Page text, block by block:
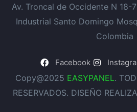
Av. Troncal de Occidente N 18-
Industrial Santo Domingo
Colombia
Copy@2025 EASYPANEL.
RESERVADOS. DISEÑO
Facebook